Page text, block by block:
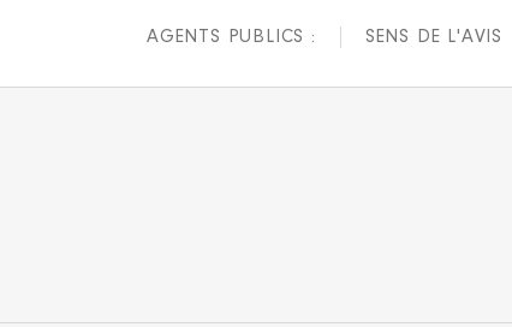
AGENTS PUBLICS : SENS DE L'AVIS